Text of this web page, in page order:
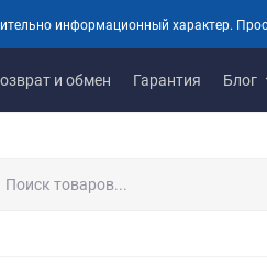
информационный характер.
и обмен Гарантия Блог